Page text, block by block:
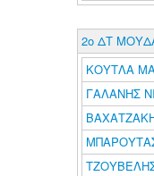
2ο ΔΤ
ΚΟΥΤΛΑ
ΓΑΛΑΝΗΣ